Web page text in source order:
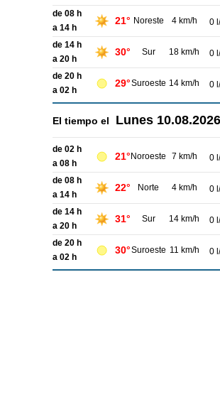
de 08 h
a 14 h
21° Noreste 4 km/h 0
de 14 h
a 20 h
30° Sur 18 km/h 0
de 20 h
a 02 h
29°Suroeste 14 km/h 0
El tiempo el Lunes 10.08.2026
de 02 h
a 08 h
21° Noroeste 7 km/h 0
de 08 h
a 14 h
22° Norte 4 km/h 0
de 14 h
a 20 h
31° Sur 14 km/h 0
de 20 h
a 02 h
30°Suroeste 11 km/h 0